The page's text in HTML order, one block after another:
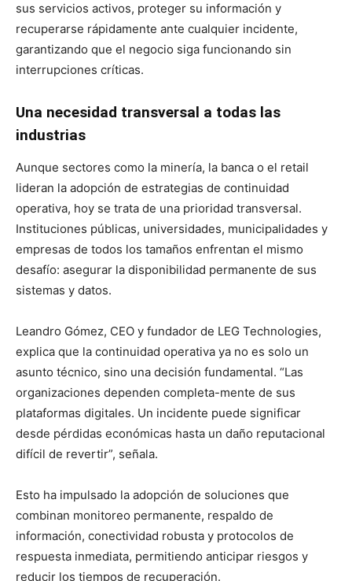
sus servicios activos, proteger su información y
recuperarse rápidamente ante cualquier incidente,
garantizando que el negocio siga funcionando sin
interrupciones críticas.
Una necesidad transversal a todas las
industrias
Aunque sectores como la minería, la banca o el retail
lideran la adopción de estrategias de continuidad
operativa, hoy se trata de una prioridad transversal.
Instituciones públicas, universidades, municipalidades y
empresas de todos los tamaños enfrentan el mismo
desafío: asegurar la disponibilidad permanente de sus
sistemas y datos.
Leandro Gómez, CEO y fundador de LEG Technologies,
explica que la continuidad operativa ya no es solo un
asunto técnico, sino una decisión fundamental. “Las
organizaciones dependen completa-mente de sus
plataformas digitales. Un incidente puede significar
desde pérdidas económicas hasta un daño reputacional
difícil de revertir”, señala.
Esto ha impulsado la adopción de soluciones que
combinan monitoreo permanente, respaldo de
información, conectividad robusta y protocolos de
respuesta inmediata, permitiendo anticipar riesgos y
reducir los tiempos de recuperación.